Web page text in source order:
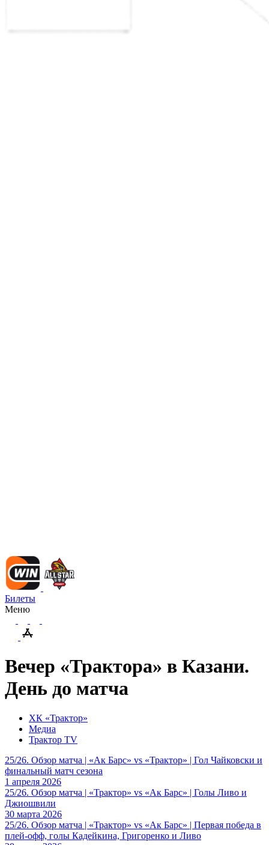
Билеты
Меню
Вечер «Трактора» в Казани.
День до матча
ХК «Трактор»
Медиа
Трактор TV
25/26. Обзор матча | «Ак Барс» vs «Трактор» | Гол Чайковски и
финальный матч сезона
1 апреля 2026
25/26. Обзор матча | «Трактор» vs «Ак Барс» | Голы Ливо и
Джиошвили
30 марта 2026
25/26. Обзор матча | «Трактор» vs «Ак Барс» | Первая победа в
плей-офф, голы Кадейкина, Григоренко и Ливо